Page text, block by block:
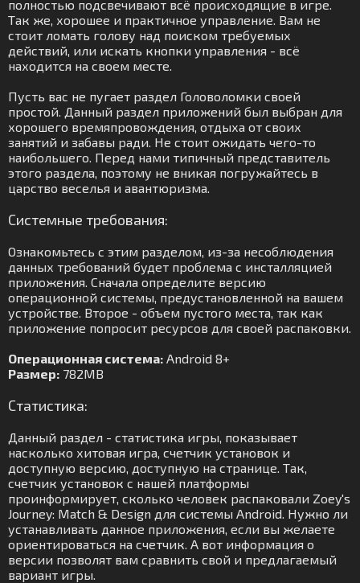
полностью подсвечивают всё происходящие в игре.
Так же, хорошее и практичное управление. Вам не
стоит ломать голову над поиском требуемых
действий, или искать кнопки управления - всё
находится на своем месте.
Пусть вас не пугает раздел Головоломки своей
простой. Данный раздел приложений был выбран для
хорошего времяпровождения, отдыха от своих
занятий и забавы ради. Не стоит ожидать чего-то
наибольшего. Перед нами типичный представитель
этого раздела, поэтому не вникая погружайтесь в
царство веселья и авантюризма.
Системные требования:
Ознакомьтесь с этим разделом, из-за несоблюдения
данных требований будет проблема с инсталляцией
приложения. Сначала определите версию
операционной системы, предустановленной на вашем
устройстве. Второе - объем пустого места, так как
приложение попросит ресурсов для своей распаковки.
Операционная система: Android 8+
Размер: 782MB
Статистика:
Данный раздел - статистика игры, показывает
насколько хитовая игра, счетчик установок и
доступную версию, доступную на странице. Так,
счетчик установок с нашей платформы
проинформирует, сколько человек распаковали Zoey's
Journey: Match & Design для системы Android. Нужно ли
устанавливать данное приложения, если вы желаете
ориентироваться на счетчик. А вот информация о
версии позволят вам сравнить свой и предлагаемый
вариант игры.